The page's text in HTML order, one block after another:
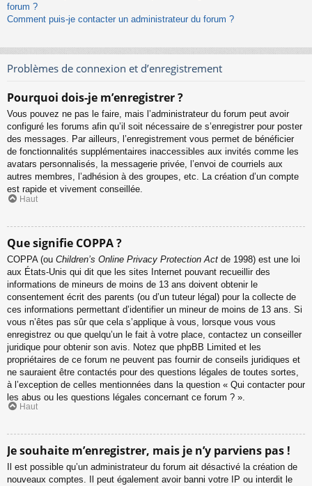
forum ?
Comment puis-je contacter un administrateur du forum ?
Problèmes de connexion et d’enregistrement
Pourquoi dois-je m’enregistrer ?
Vous pouvez ne pas le faire, mais l’administrateur du forum peut avoir
configuré les forums afin qu’il soit nécessaire de s’enregistrer pour poster
des messages. Par ailleurs, l’enregistrement vous permet de bénéficier
de fonctionnalités supplémentaires inaccessibles aux invités comme les
avatars personnalisés, la messagerie privée, l’envoi de courriels aux
autres membres, l’adhésion à des groupes, etc. La création d’un compte
est rapide et vivement conseillée.
Haut
Que signifie COPPA ?
COPPA (ou Children’s Online Privacy Protection Act de 1998) est une loi
aux États-Unis qui dit que les sites Internet pouvant recueillir des
informations de mineurs de moins de 13 ans doivent obtenir le
consentement écrit des parents (ou d’un tuteur légal) pour la collecte de
ces informations permettant d’identifier un mineur de moins de 13 ans. Si
vous n’êtes pas sûr que cela s’applique à vous, lorsque vous vous
enregistrez ou que quelqu’un le fait à votre place, contactez un conseiller
juridique pour obtenir son avis. Notez que phpBB Limited et les
propriétaires de ce forum ne peuvent pas fournir de conseils juridiques et
ne sauraient être contactés pour des questions légales de toutes sortes,
à l’exception de celles mentionnées dans la question « Qui contacter pour
les abus ou les questions légales concernant ce forum ? ».
Haut
Je souhaite m’enregistrer, mais je n’y parviens pas !
Il est possible qu’un administrateur du forum ait désactivé la création de
nouveaux comptes. Il peut également avoir banni votre IP ou interdit le